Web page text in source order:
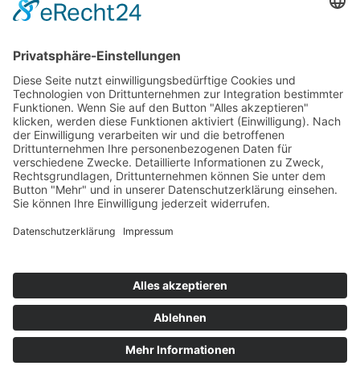
RECHTLICHES
Datenschutz
Cookie Einstellungen
+49 681 / 933 568 0000
Facebook
Kontakt